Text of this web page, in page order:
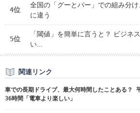
4位
全国の「グーとパー」での組み分
に違う
5位
「閾値」を簡単に言うと？ ビジネ
い...
関連リンク
車での長期ドライブ、最大何時間したことある？
36時間「電車より楽しい」